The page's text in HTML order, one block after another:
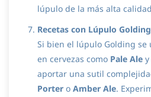
lúpulo de la más alta
Recetas con Lúpulo Golding
Si bien el lúpulo Golding
en cervezas como Pale Ale y
aportar una sutil
Porter o Amber Ale.